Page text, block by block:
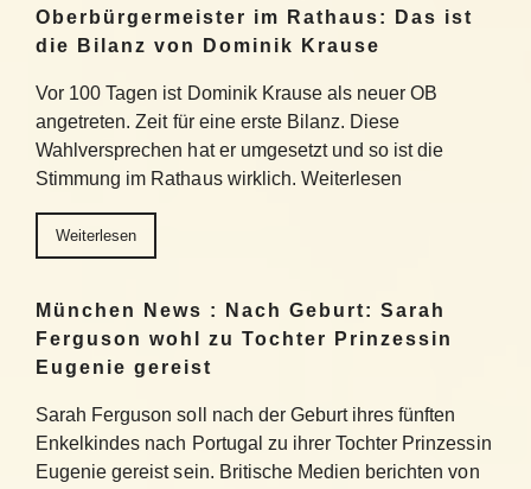
Oberbürgermeister im Rathaus: Das ist
die Bilanz von Dominik Krause
Vor 100 Tagen ist Dominik Krause als neuer OB
angetreten. Zeit für eine erste Bilanz. Diese
Wahlversprechen hat er umgesetzt und so ist die
Stimmung im Rathaus wirklich. Weiterlesen
Weiterlesen
München News : Nach Geburt: Sarah
Ferguson wohl zu Tochter Prinzessin
Eugenie gereist
Sarah Ferguson soll nach der Geburt ihres fünften
Enkelkindes nach Portugal zu ihrer Tochter Prinzessin
Eugenie gereist sein. Britische Medien berichten von